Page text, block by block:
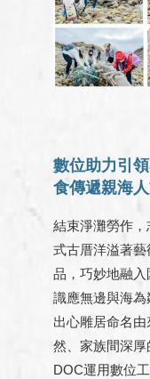
數位助力引
食傳遞親海
結束淨灘勞作
式古厝洋溢著
品，巧妙地融
識應無邊與海
出心雕居命名
然、家族間深
DOC運用數位